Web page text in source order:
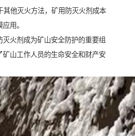
其他灭火方法，矿用防灭火剂成本
用。
火剂成为矿山安全防护的重要组
矿山工作人员的生命安全和财产安